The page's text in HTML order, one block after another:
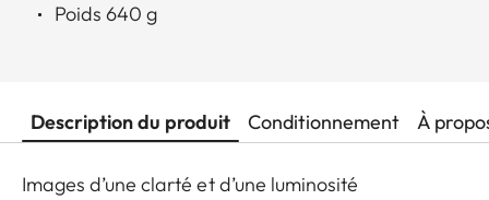
Poids 640 g
Description du produit Conditionnement À
Images d’une clarté et d’une luminosité